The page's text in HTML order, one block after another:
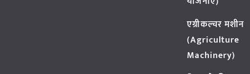
एग्रीकल्चर मशीन
(Agriculture
Machinery)